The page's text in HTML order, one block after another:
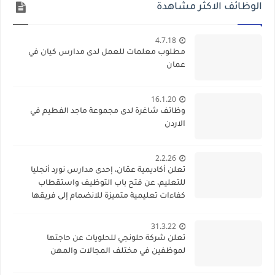
الوظائف الاكثر مشاهدة
4.7.18
مطلوب معلمات للعمل لدى مدارس كيان في
عمان
16.1.20
وظائف شاغرة لدى مجموعة ماجد الفطيم في
الاردن
2.2.26
تعلن أكاديمية عمّان، إحدى مدارس نورد أنجليا
للتعليم، عن فتح باب التوظيف واستقطاب
كفاءات تعليمية متميزة للانضمام إلى فريقها
31.3.22
تعلن شركة حلونجي للحلويات عن حاجتها
لموظفين في مختلف المجالات والمهن